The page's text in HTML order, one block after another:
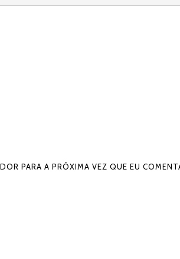
PARA A PRÓXIMA VEZ QUE EU